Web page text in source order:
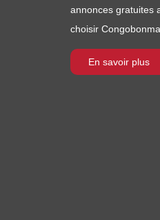
annonces gratuites
choisir
En savoir plus